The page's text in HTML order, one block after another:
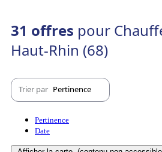
31 offres pour
Haut-Rhin (68)
Trier par Pertinence
Pertinence
Date